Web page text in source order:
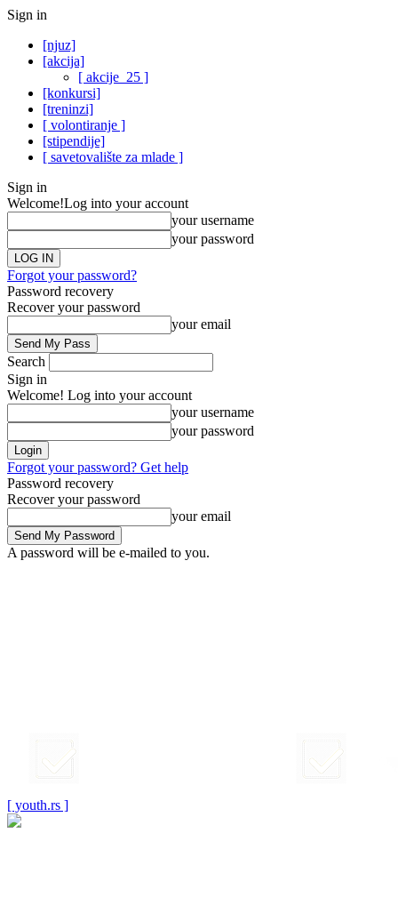
Sign in
[njuz]
[akcija]
[ akcije_25 ]
[konkursi]
[treninzi]
[ volontiranje ]
[stipendije]
[ savetovalište za mlade ]
Sign in
Welcome!Log into your account
your username
your password
Forgot your password?
Password recovery
Recover your password
your email
Search
Sign in
Welcome! Log into your account
your username
your password
Forgot your password? Get help
Password recovery
Recover your password
your email
A password will be e-mailed to you.
[ youth.rs ]